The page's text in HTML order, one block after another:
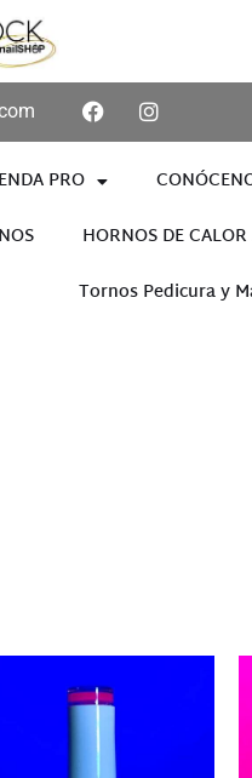
PRO
HORNOS DE CALOR
Tornos Pedicura y